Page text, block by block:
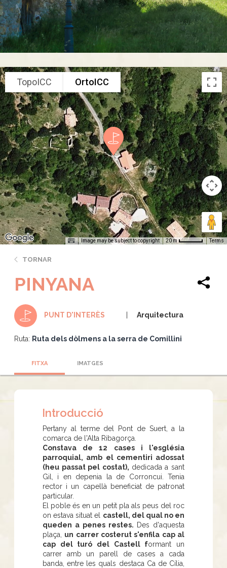
TopoICC OrtoICC
Image may be subject to copyright 20 m Terms
TORNAR
PINYANA
PUNT D'INTERÈS Arquitectura
Ruta: Ruta dels dòlmens a la serra de Comillini
FITXA IMATGES
Introducció
Pertany al terme del Pont de Suert, a la
comarca de l'Alta Ribagorça.
Constava de 12 cases i l'església
parroquial, amb el cementiri adossat
(heu passat pel costat), dedicada a sant
Gil, i en depenia la de Corroncui. Tenia
rector i un capellà beneficiat de patronat
particular.
El poble és en un petit pla als peus del roc
on estava situat el castell, del qual no en
queden a penes restes. Des d'aquesta
plaça, un carrer costerut s'enfila cap al
cap del turó del Castell formant un
carrer amb un parell de cases a cada
banda, entre les quals destaca Ca de Cília,